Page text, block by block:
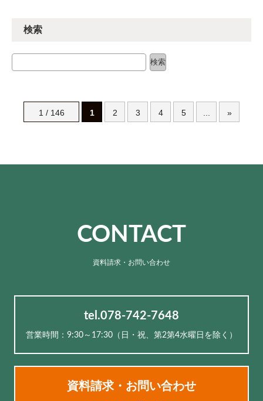
検索
検索
検索
1 / 146 1 2 3 4 5 ... »
CONTACT
資料請求・お問い合わせ
tel.078-742-7648
営業時間：9:30～17:30（⽇・祝、第2第4水曜日を除く）
資料請求・お問い合わせ